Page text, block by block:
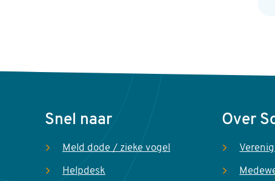
Voet
Snel naar
Meld dode / zieke vogel
Helpdesk
Over